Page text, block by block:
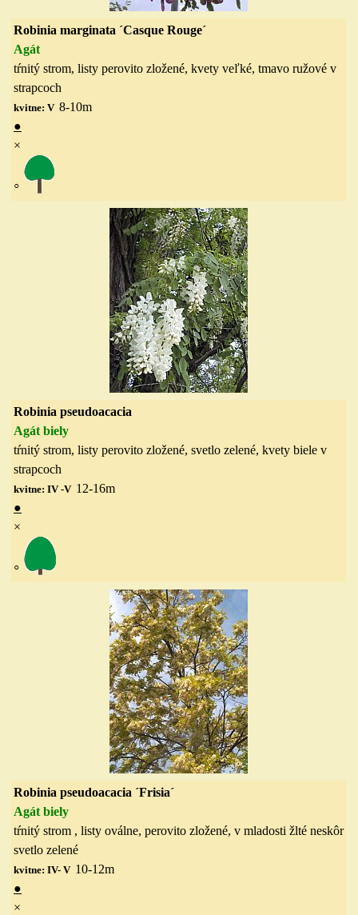
Robinia marginata ´Casque Rouge´
Agát
tŕnitý strom, listy perovito zložené, kvety veľké, tmavo ružové v
strapcoch
kvitne: V 8-10m
●
×
◦
Robinia pseudoacacia
Agát biely
tŕnitý strom, listy perovito zložené, svetlo zelené, kvety biele v
strapcoch
kvitne: IV -V 12-16m
●
×
◦
Robinia pseudoacacia ´Frisia´
Agát biely
tŕnitý strom , listy oválne, perovito zložené, v mladosti žlté neskôr
svetlo zelené
kvitne: IV- V 10-12m
●
×